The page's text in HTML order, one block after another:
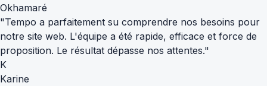
Okhamaré
"Tempo a parfaitement su comprendre nos besoins pour
notre site web. L'équipe a été rapide, efficace et force de
proposition. Le résultat dépasse nos attentes."
K
Karine